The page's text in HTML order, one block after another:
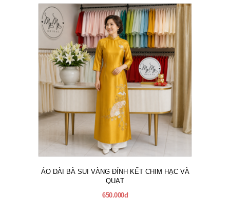
ÁO DÀI BÀ SUI VÀNG ĐÍNH KẾT CHIM HẠC VÀ
QUẠT
650.000đ